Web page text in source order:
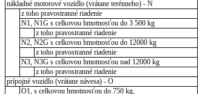
nákladné motorové vozidlo (vrátane terénneho) - N
z toho pravostranné riadenie
N1, N1G s celkovou hmotnosťou do 3 500 kg
z toho pravostranné riadenie
N2, N2G s celkovou hmotnosťou do 12000 kg
z toho pravostranné riadenie
N3, N3G s celkovou hmotnosťou nad 12000 kg
z toho pravostranné riadenie
prípojné vozidlo (vrátane návesa) - O
O1, s celkovou hmotnosťou do 750 kg,